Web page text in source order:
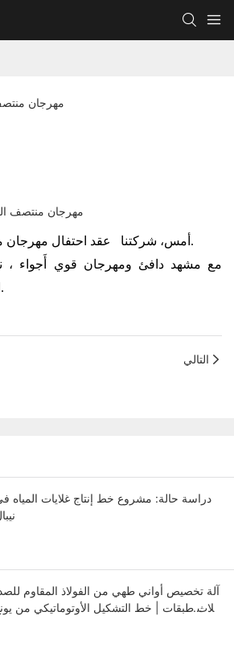
مهرجان منتصف
أمس، شركتنا
عقد احتفال مهرجان منتصف الخريف مقدما.
مع مشهد دافئ ومهرجان قوي أَجواء ،
اللذيذة في تلك اللحظة.
التالي
دراسة حالة: مشروع خط إنتاج غلايات المياه
آلة تخصيص أواني طهي من الفولاذ المقاوم
بثلاث طبقات | خط التشكيل الأوتوماتيكي من